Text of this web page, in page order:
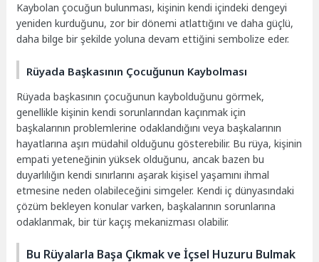
Kaybolan çocuğun bulunması, kişinin kendi içindeki dengeyi
yeniden kurduğunu, zor bir dönemi atlattığını ve daha güçlü,
daha bilge bir şekilde yoluna devam ettiğini sembolize eder.
Rüyada Başkasının Çocuğunun Kaybolması
Rüyada başkasının çocuğunun kaybolduğunu görmek,
genellikle kişinin kendi sorunlarından kaçınmak için
başkalarının problemlerine odaklandığını veya başkalarının
hayatlarına aşırı müdahil olduğunu gösterebilir. Bu rüya, kişinin
empati yeteneğinin yüksek olduğunu, ancak bazen bu
duyarlılığın kendi sınırlarını aşarak kişisel yaşamını ihmal
etmesine neden olabileceğini simgeler. Kendi iç dünyasındaki
çözüm bekleyen konular varken, başkalarının sorunlarına
odaklanmak, bir tür kaçış mekanizması olabilir.
Bu Rüyalarla Başa Çıkmak ve İçsel Huzuru Bulmak